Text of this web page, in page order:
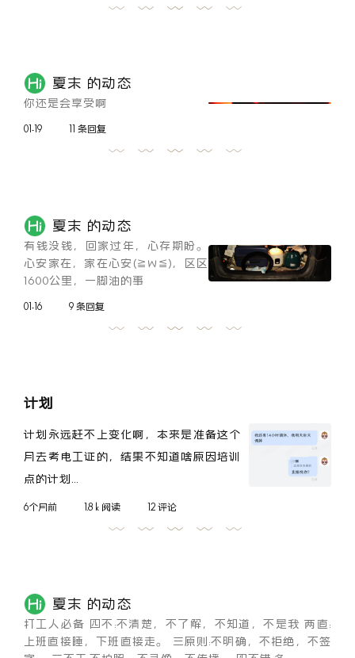
夏末 的动态
你还是会享受啊
01-19 11 条回复
夏末 的动态
有钱没钱，回家过年，心存期盼。
心安家在，家在心安(≧ｗ≦)，区区
1600公里，一脚油的事
01-16 9 条回复
计划
计划永远赶不上变化啊，本来是准备这个
月去考电工证的，结果不知道啥原因培训
点的计划...
6个月前 1.8 k 阅读 12 评论
夏末 的动态
打工人必备 四不:不清楚，不了解，不知道，不是我 两直:
上班直接睡，下班直接走。 三原则:不明确，不拒绝，不签